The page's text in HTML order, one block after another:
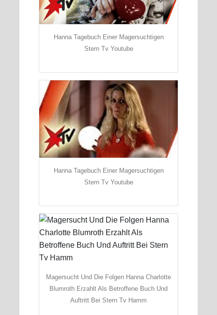
Hanna Tagebuch Einer Magersuchtigen
Stern Tv Youtube
Hanna Tagebuch Einer Magersuchtigen
Stern Tv Youtube
Magersucht Und Die Folgen Hanna Charlotte
Blumroth Erzahlt Als Betroffene Buch Und
Auftritt Bei Stern Tv Hamm